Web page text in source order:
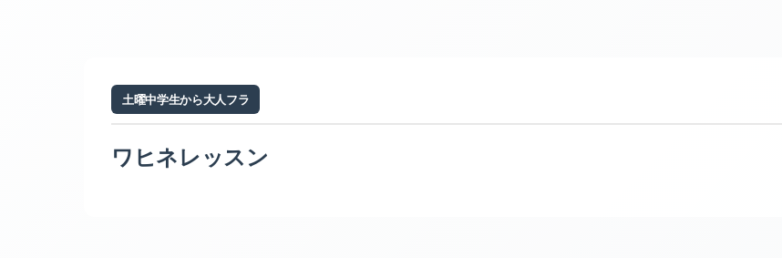
土曜中学生から大人フラ
ワヒネレッスン